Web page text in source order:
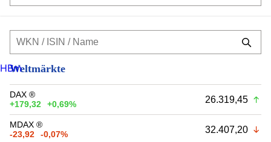
Weltmärkte
DAX ®
+179,32
+0,69% 26.319,45
MDAX ®
-23,92
-0,07% 32.407,20
HBm